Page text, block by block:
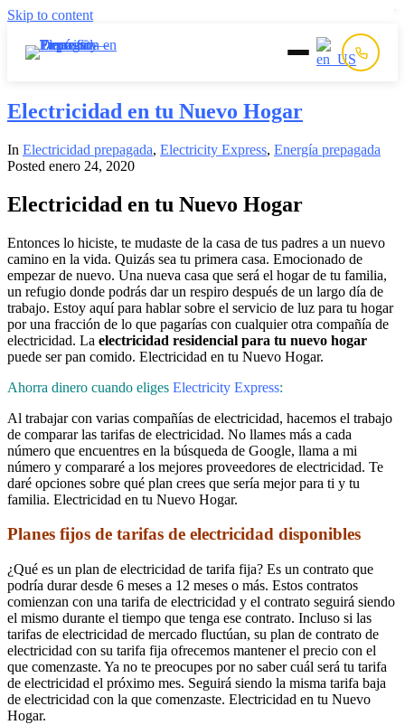
Skip to content
Inicio
Prepago
Postpago
Quiénes Somos
Contacto
Electricidad en tu Nuevo Hogar
In Electricidad prepagada, Electricity Express, Energía prepagada
Posted enero 24, 2020
Electricidad en tu Nuevo Hogar
Entonces lo hiciste, te mudaste de la casa de tus padres a un nuevo
camino en la vida. Quizás sea tu primera casa. Emocionado de
empezar de nuevo. Una nueva casa que será el hogar de tu familia,
un refugio donde podrás dar un respiro después de un largo día de
trabajo. Estoy aquí para hablar sobre el servicio de luz para tu hogar
por una fracción de lo que pagarías con cualquier otra compañía de
electricidad. La electricidad residencial para tu nuevo hogar
puede ser pan comido. Electricidad en tu Nuevo Hogar.
Ahorra dinero cuando eliges Electricity Express:
Al trabajar con varias compañías de electricidad, hacemos el trabajo
de comparar las tarifas de electricidad. No llames más a cada
número que encuentres en la búsqueda de Google, llama a mi
número y compararé a los mejores proveedores de electricidad. Te
daré opciones sobre qué plan crees que sería mejor para ti y tu
familia. Electricidad en tu Nuevo Hogar.
Planes fijos de tarifas de electricidad disponibles
¿Qué es un plan de electricidad de tarifa fija? Es un contrato que
podría durar desde 6 meses a 12 meses o más. Estos contratos
comienzan con una tarifa de electricidad y el contrato seguirá siendo
el mismo durante el tiempo que tenga ese contrato. Incluso si las
tarifas de electricidad de mercado fluctúan, su plan de contrato de
electricidad con su tarifa fija ofrecemos mantener el precio con el
que comenzaste. Ya no te preocupes por no saber cuál será tu tarifa
de electricidad el próximo mes. Seguirá siendo la misma tarifa baja
de electricidad con la que comenzaste. Electricidad en tu Nuevo
Hogar.